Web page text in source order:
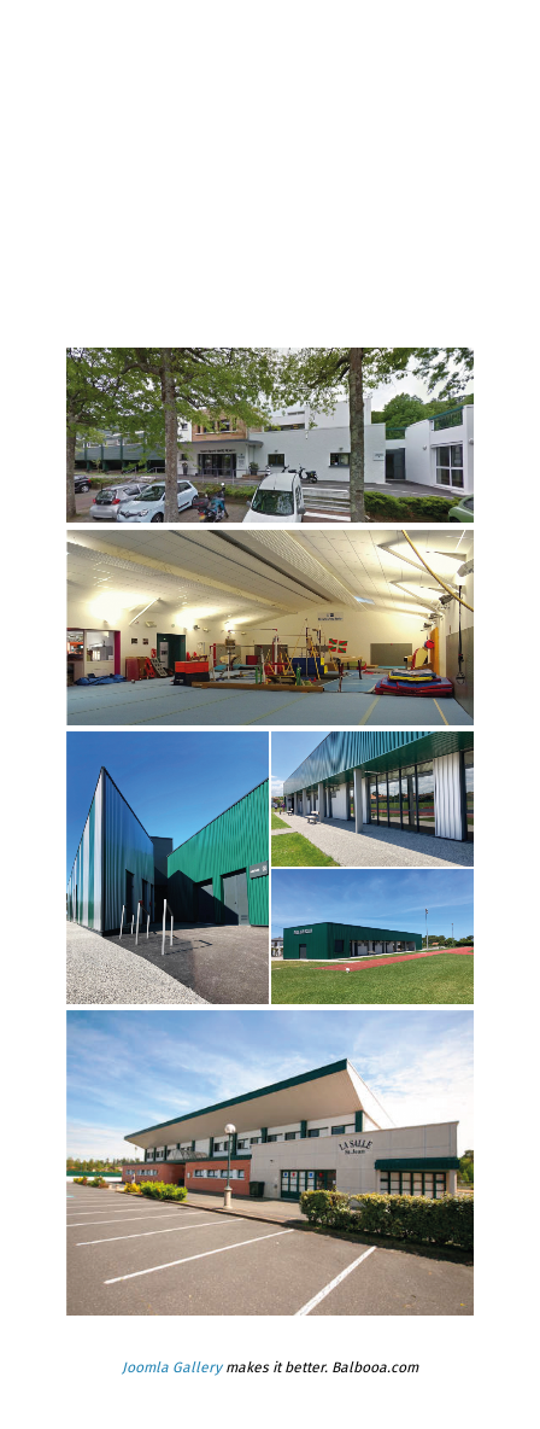
Joomla Gallerymakes it better. Balbooa.com